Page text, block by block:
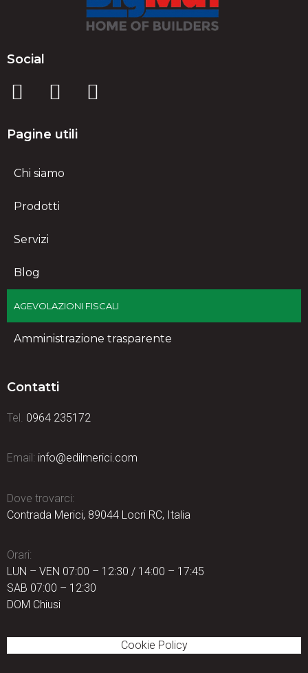
Social
Pagine utili
Chi siamo
Prodotti
Servizi
Blog
AGEVOLAZIONI FISCALI
Amministrazione trasparente
Contatti
Tel. 0964 235172
Email: info@edilmerici.com
Dove trovarci:
Contrada Merici, 89044 Locri RC, Italia
Orari:
LUN – VEN 07:00 – 12:30 / 14:00 – 17:45
SAB 07:00 – 12:30
DOM Chiusi
Cookie Policy